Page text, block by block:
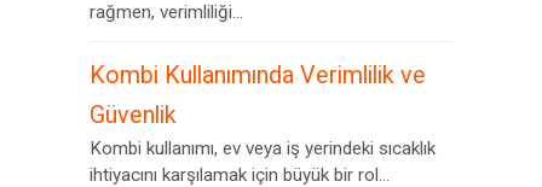
rağmen, verimliliği...
Kombi Kullanımında Verimlilik ve
Güvenlik
Kombi kullanımı, ev veya iş yerindeki sıcaklık
ihtiyacını karşılamak için büyük bir rol...